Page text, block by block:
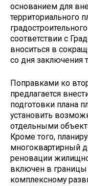
основанием для
территориального
соответствии с
вноситься в
со дня заключения
Поправками ко
предлагается
подготовки плана
установить
отдельными
Кроме того,
многоквартирный
реновации
включен в
комплексному